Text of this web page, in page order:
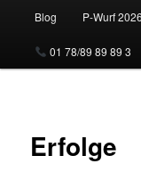
Blog P-Wurf 2026
01 78/89 89 89 3
Erfolge